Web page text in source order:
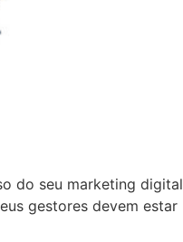
do seu marketing digital
gestores devem estar